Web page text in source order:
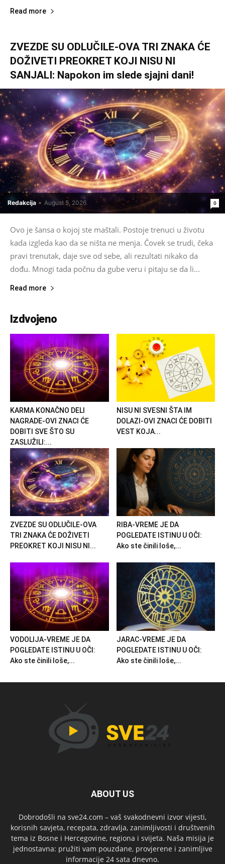
Read more
ZVEZDE SU ODLUČILE-OVA TRI ZNAKA ĆE
DOŽIVETI PREOKRET KOJI NISU NI
SANJALI: Napokon im slede sjajni dani!
Redakcija - August 5, 2026 0
Ovo je šansa o kojoj ste maštali. Postoje trenuci u životu
kada izgleda kao da se ništa ne menja. Čovek se trudi, čeka
pravi trenutak, daje sve od sebe, ali rezultati nikako da
dođu. Mnogi tada počnu da gube veru i pitaju se da li...
Read more
Izdvojeno
KARMA KONAČNO DELI
NAGRADE-OVI ZNACI ĆE
DOBITI SVE ŠTO SU
ZASLUŽILI:...
NISU NI SVESNI ŠTA IM
DOLAZI-OVI ZNACI ĆE DOBITI
VEST KOJA...
ZVEZDE SU ODLUČILE-OVA
TRI ZNAKA ĆE DOŽIVETI
PREOKRET KOJI NISU NI...
RIBA-VREME JE DA
POGLEDATE ISTINU U OČI:
Ako ste činili loše,...
VODOLIJA-VREME JE DA
POGLEDATE ISTINU U OČI:
Ako ste činili loše,...
JARAC-VREME JE DA
POGLEDATE ISTINU U OČI:
Ako ste činili loše,...
ABOUT US
Dobrodošli na sve24.com – vaš svakodnevni izvor vijesti,
korisnih savjeta, recepata, zdravlja, zanimljivosti i društvenih
tema iz Bosne i Hercegovine, regiona i svijeta. Naša misija je
jednostavna: pružiti vam pouzdane, provjerene i zanimljive
informacije 24 sata dnevno.